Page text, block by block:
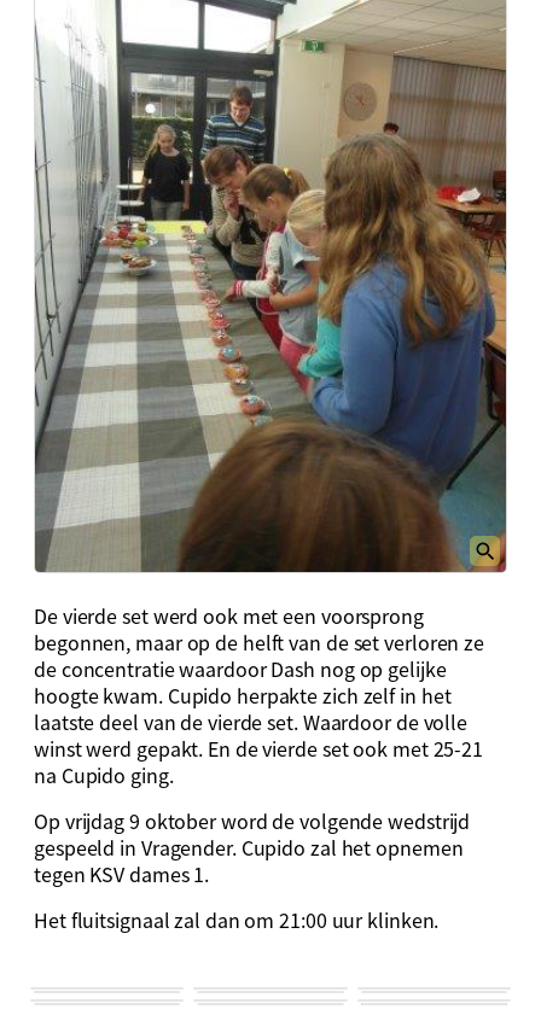
De vierde set werd ook met een voorsprong
begonnen, maar op de helft van de set verloren ze
de concentratie waardoor Dash nog op gelijke
hoogte kwam. Cupido herpakte zich zelf in het
laatste deel van de vierde set. Waardoor de volle
winst werd gepakt. En de vierde set ook met 25-21
na Cupido ging.
Op vrijdag 9 oktober word de volgende wedstrijd
gespeeld in Vragender. Cupido zal het opnemen
tegen KSV dames 1.
Het fluitsignaal zal dan om 21:00 uur klinken.